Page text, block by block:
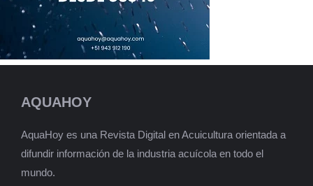
AQUAHOY
AquaHoy es una Revista Digital en Acuicultura orientada a
difundir información de la industria acuícola en todo el
mundo.